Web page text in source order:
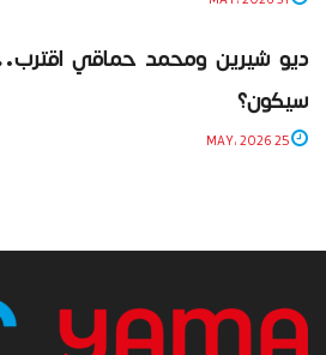
ديو شيرين ومحمد حماقي
سيكون؟